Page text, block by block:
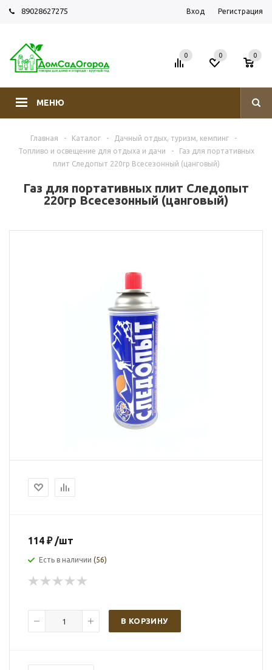
89028627275 Вход Регистрация
МЕНЮ
0 0 0
Главная - Каталог - Дачный отдых, туризм, кемпинг
-
Топливо и освещение для отдыха и дачи
-
Газ для портативных
плит Следопыт 220гр Всесезонный (цанговый)
Газ для портативных плит Следопыт
220гр Всесезонный (цанговый)
114 ₽ /шт
Есть в наличии (56)
В КОРЗИНУ